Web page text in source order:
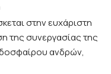
στην ευχάριστη
της συνεργασίας της
ανδρών,